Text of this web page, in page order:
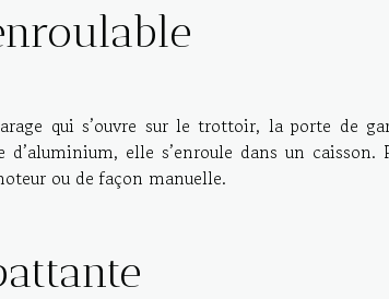
qui s’ouvre sur le trottoir, la porte de
d’aluminium, elle s’enroule dans un
ou de façon manuelle.